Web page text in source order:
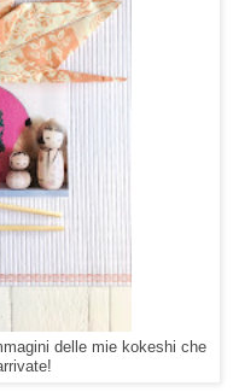
delle mie kokeshi che